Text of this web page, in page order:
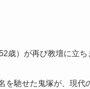
歳）が再び教壇に立ち
を馳せた鬼塚が、現